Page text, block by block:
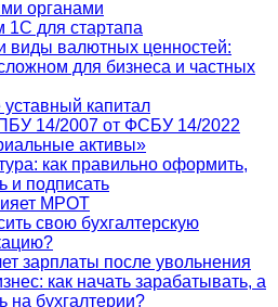
органами
1С для стартапа
виды валютных ценностей:
для бизнеса и частных
уставный капитал
14/2007 от ФСБУ 14/2022
активы»
как правильно оформить,
и подписать
МРОТ
свою бухгалтерскую
зарплаты после увольнения
как начать зарабатывать, а
на бухгалтерии?